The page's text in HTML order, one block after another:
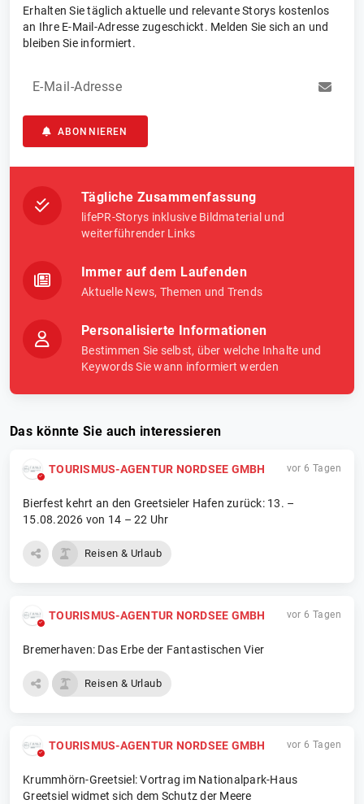
Erhalten Sie täglich aktuelle und relevante Storys kostenlos
an Ihre E-Mail-Adresse zugeschickt. Melden Sie sich an und
bleiben Sie informiert.
E-Mail-Adresse
ABONNIEREN
Tägliche Zusammenfassung
lifePR-Storys inklusive Bildmaterial und
weiterführender Links
Immer auf dem Laufenden
Aktuelle News, Themen und Trends
Personalisierte Informationen
Bestimmen Sie selbst, über welche Inhalte und
Keywords Sie wann informiert werden
Das könnte Sie auch interessieren
TOURISMUS-AGENTUR NORDSEE GMBH vor 6 Tagen
Bierfest kehrt an den Greetsieler Hafen zurück: 13. –
15.08.2026 von 14 – 22 Uhr
Reisen & Urlaub
TOURISMUS-AGENTUR NORDSEE GMBH vor 6 Tagen
Bremerhaven: Das Erbe der Fantastischen Vier
Reisen & Urlaub
TOURISMUS-AGENTUR NORDSEE GMBH vor 6 Tagen
Krummhörn-Greetsiel: Vortrag im Nationalpark-Haus
Greetsiel widmet sich dem Schutz der Meere